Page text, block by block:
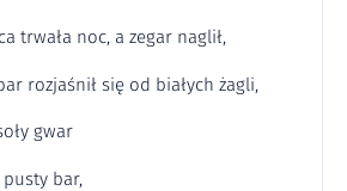
trwała noc, a zegar naglił,
rozjaśnił się od białych żagli,
gwar
bar,